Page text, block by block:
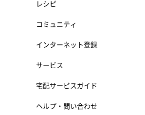
レシピ
コミュニティ
インターネット登録
サービス
宅配サービスガイド
ヘルプ・問い合わせ